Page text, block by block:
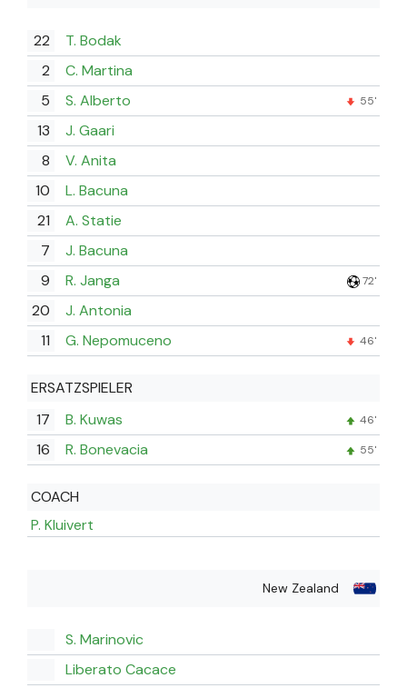
22
T. Bodak
2
C. Martina
5
S. Alberto 55'
13
J. Gaari
8
V. Anita
10
L. Bacuna
21
A. Statie
7
J. Bacuna
9
R. Janga 72'
20
J. Antonia
11
G. Nepomuceno 46'
ERSATZSPIELER
17
B. Kuwas 46'
16 R. Bonevacia 55'
COACH
P. Kluivert
New Zealand
S. Marinovic
Liberato Cacace